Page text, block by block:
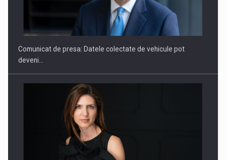
ROOTED IN ROMANIA, BUILT TO DELIVER TECHNOLOGY FOR
PUTTING ROMANIAN CORPORATE COMPANIES ON THE
Comunicat de presa: Datele colectate de vehicule pot
deveni…